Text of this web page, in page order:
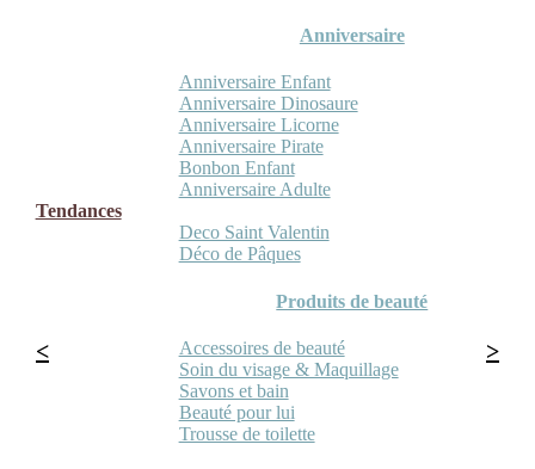
Anniversaire
Anniversaire Enfant
Anniversaire Dinosaure
Anniversaire Licorne
Anniversaire Pirate
Bonbon Enfant
Anniversaire Adulte
Tendances
Deco Saint Valentin
Déco de Pâques
Produits de beauté
Accessoires de beauté
Soin du visage & Maquillage
Savons et bain
Beauté pour lui
Trousse de toilette